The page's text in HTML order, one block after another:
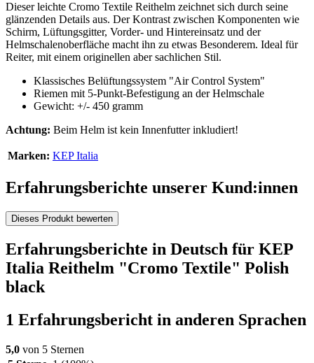
Dieser leichte Cromo Textile Reithelm zeichnet sich durch seine
glänzenden Details aus. Der Kontrast zwischen Komponenten wie
Schirm, Lüftungsgitter, Vorder- und Hintereinsatz und der
Helmschalenoberfläche macht ihn zu etwas Besonderem. Ideal für
Reiter, mit einem originellen aber sachlichen Stil.
Klassisches Belüftungssystem "Air Control System"
Riemen mit 5-Punkt-Befestigung an der Helmschale
Gewicht: +/- 450 gramm
Achtung: Beim Helm ist kein Innenfutter inkludiert!
Marken: KEP Italia
Erfahrungsberichte unserer Kund:innen
Dieses Produkt bewerten
Erfahrungsberichte in Deutsch für KEP
Italia Reithelm "Cromo Textile" Polish
black
1 Erfahrungsbericht in anderen Sprachen
5,0 von 5 Sternen